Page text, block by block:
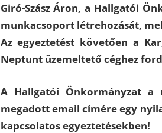
Giró-Szász Áron, a Hallgatói
munkacsoport létrehozását,
Az egyeztetést követően a
Neptunt üzemeltető céghez
A Hallgatói Önkormányzat a
megadott email címére egy
kapcsolatos egyeztetésekben!